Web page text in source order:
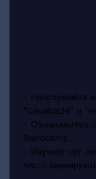
- Прослушайте
"Cavalcade" и
- Ознакомьтесь
Bandcamp.
- Изучите сет-
часто